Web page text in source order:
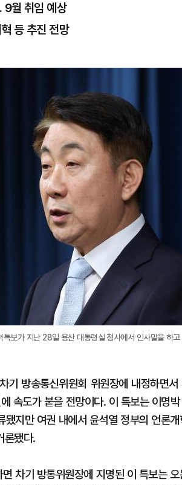
9월 취임 예상
등 추진 전망
보가 지난 28일 용산 대통령실 청사에서 인사말을 하
기 방송통신위원회 위원장에 내정하면
속도가 붙을 전망이다. 이 특보는 이명
지만 여권 내에서 윤석열 정부의 언론
론됐다.
차기 방통위원장에 지명된 이 특보는